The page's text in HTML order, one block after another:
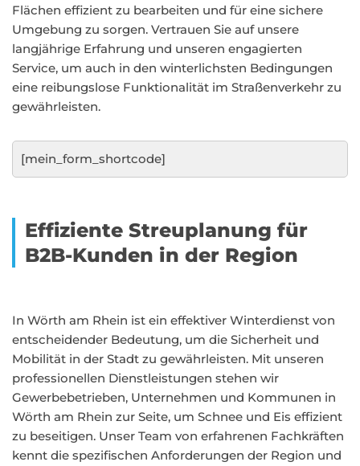
Flächen effizient zu bearbeiten und für eine sichere
Umgebung zu sorgen. Vertrauen Sie auf unsere
langjährige Erfahrung und unseren engagierten
Service, um auch in den winterlichsten Bedingungen
eine reibungslose Funktionalität im Straßenverkehr zu
gewährleisten.
[mein_form_shortcode]
Effiziente Streuplanung für
B2B-Kunden in der Region
In Wörth am Rhein ist ein effektiver Winterdienst von
entscheidender Bedeutung, um die Sicherheit und
Mobilität in der Stadt zu gewährleisten. Mit unseren
professionellen Dienstleistungen stehen wir
Gewerbebetrieben, Unternehmen und Kommunen in
Wörth am Rhein zur Seite, um Schnee und Eis effizient
zu beseitigen. Unser Team von erfahrenen Fachkräften
kennt die spezifischen Anforderungen der Region und